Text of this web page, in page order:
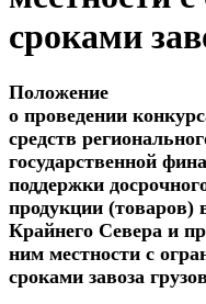
сроками
Положение
о проведении
средств
государственной
поддержки
продукции (товаров)
Крайнего Севера и
ним местности с
сроками завоза